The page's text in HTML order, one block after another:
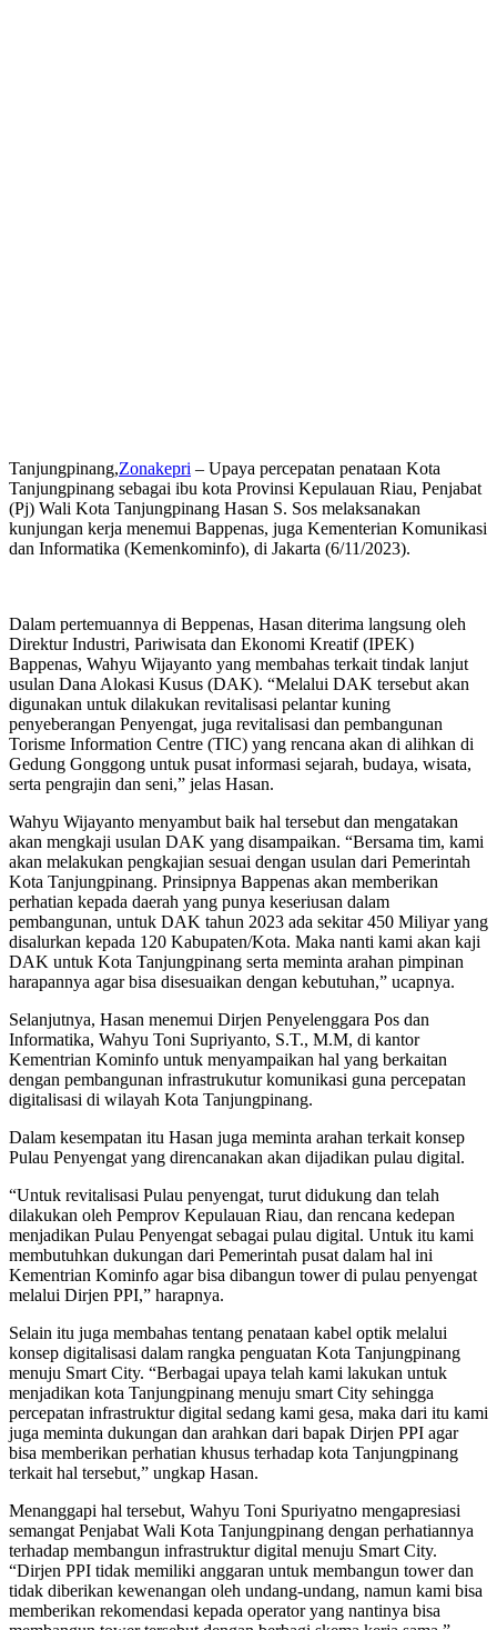
Tanjungpinang,Zonakepri – Upaya percepatan penataan Kota
Tanjungpinang sebagai ibu kota Provinsi Kepulauan Riau, Penjabat
(Pj) Wali Kota Tanjungpinang Hasan S. Sos melaksanakan
kunjungan kerja menemui Bappenas, juga Kementerian Komunikasi
dan Informatika (Kemenkominfo), di Jakarta (6/11/2023).
Dalam pertemuannya di Beppenas, Hasan diterima langsung oleh
Direktur Industri, Pariwisata dan Ekonomi Kreatif (IPEK)
Bappenas, Wahyu Wijayanto yang membahas terkait tindak lanjut
usulan Dana Alokasi Kusus (DAK). “Melalui DAK tersebut akan
digunakan untuk dilakukan revitalisasi pelantar kuning
penyeberangan Penyengat, juga revitalisasi dan pembangunan
Torisme Information Centre (TIC) yang rencana akan di alihkan di
Gedung Gonggong untuk pusat informasi sejarah, budaya, wisata,
serta pengrajin dan seni,” jelas Hasan.
Wahyu Wijayanto menyambut baik hal tersebut dan mengatakan
akan mengkaji usulan DAK yang disampaikan. “Bersama tim, kami
akan melakukan pengkajian sesuai dengan usulan dari Pemerintah
Kota Tanjungpinang. Prinsipnya Bappenas akan memberikan
perhatian kepada daerah yang punya keseriusan dalam
pembangunan, untuk DAK tahun 2023 ada sekitar 450 Miliyar yang
disalurkan kepada 120 Kabupaten/Kota. Maka nanti kami akan kaji
DAK untuk Kota Tanjungpinang serta meminta arahan pimpinan
harapannya agar bisa disesuaikan dengan kebutuhan,” ucapnya.
Selanjutnya, Hasan menemui Dirjen Penyelenggara Pos dan
Informatika, Wahyu Toni Supriyanto, S.T., M.M, di kantor
Kementrian Kominfo untuk menyampaikan hal yang berkaitan
dengan pembangunan infrastrukutur komunikasi guna percepatan
digitalisasi di wilayah Kota Tanjungpinang.
Dalam kesempatan itu Hasan juga meminta arahan terkait konsep
Pulau Penyengat yang direncanakan akan dijadikan pulau digital.
“Untuk revitalisasi Pulau penyengat, turut didukung dan telah
dilakukan oleh Pemprov Kepulauan Riau, dan rencana kedepan
menjadikan Pulau Penyengat sebagai pulau digital. Untuk itu kami
membutuhkan dukungan dari Pemerintah pusat dalam hal ini
Kementrian Kominfo agar bisa dibangun tower di pulau penyengat
melalui Dirjen PPI,” harapnya.
Selain itu juga membahas tentang penataan kabel optik melalui
konsep digitalisasi dalam rangka penguatan Kota Tanjungpinang
menuju Smart City. “Berbagai upaya telah kami lakukan untuk
menjadikan kota Tanjungpinang menuju smart City sehingga
percepatan infrastruktur digital sedang kami gesa, maka dari itu kami
juga meminta dukungan dan arahkan dari bapak Dirjen PPI agar
bisa memberikan perhatian khusus terhadap kota Tanjungpinang
terkait hal tersebut,” ungkap Hasan.
Menanggapi hal tersebut, Wahyu Toni Spuriyatno mengapresiasi
semangat Penjabat Wali Kota Tanjungpinang dengan perhatiannya
terhadap membangun infrastruktur digital menuju Smart City.
“Dirjen PPI tidak memiliki anggaran untuk membangun tower dan
tidak diberikan kewenangan oleh undang-undang, namun kami bisa
memberikan rekomendasi kepada operator yang nantinya bisa